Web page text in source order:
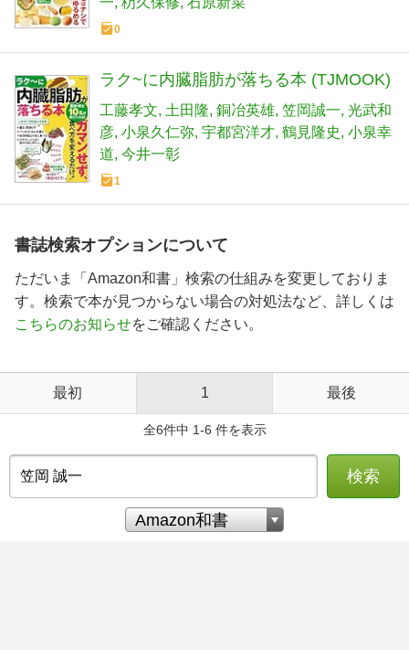
0
ラク~に内臓脂肪が落ちる本 (TJMOOK)
工藤孝文 土田隆 銅冶英雄 笠岡誠一 光武和
彦 小泉久仁弥 宇都宮洋才 鶴見隆史 小泉幸
道 今井一彰
1
書誌検索オプションについて
ただいま「Amazon和書」検索の仕組みを変更しておりま
す。検索で本が見つからない場合の対処法など、詳しくは
こちらのお知らせをご確認ください。
最初 1 最後
全6件中 1-6 件を表示
検索